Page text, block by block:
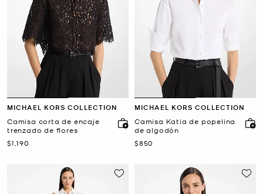
MICHAEL KORS COLLECTION
Camisa corta de encaje
trenzado de flores
Ahora
$1,190
MICHAEL KORS COLLECTION
Camisa Katia de popelina
de algodón
Ahora
$850